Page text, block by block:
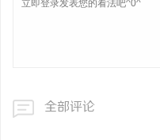
全部评论